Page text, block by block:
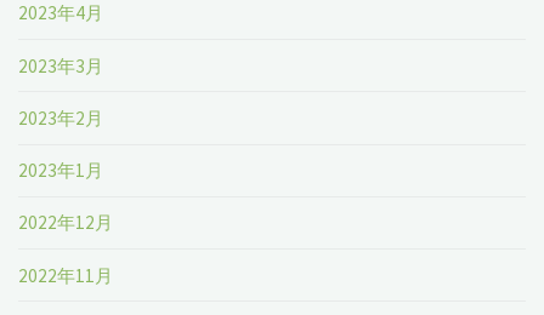
2023年4月
2023年3月
2023年2月
2023年1月
2022年12月
2022年11月